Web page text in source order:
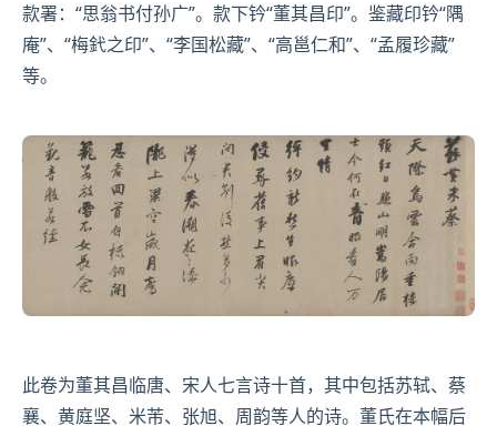
款署：“思翁书付孙广”。款下钤“董其昌印”。鉴藏印钤“隅
庵”、“梅釴之印”、“李国松藏”、“高邕仁和”、“孟履珍藏”
等。
此卷为董其昌临唐、宋人七言诗十首，其中包括苏轼、 蔡
襄、 黄庭坚、 米芾、 张旭、 周韵等人的诗。董氏在本幅后